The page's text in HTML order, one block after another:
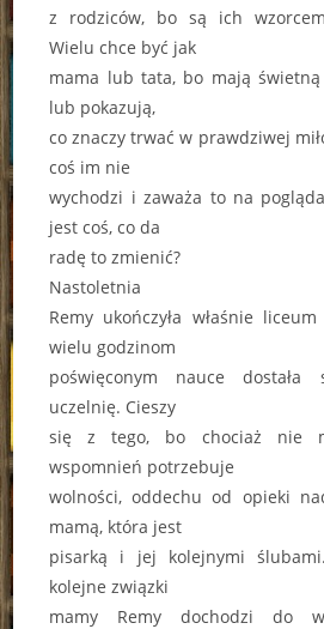
z rodziców, bo są ich
Wielu chce być jak
mama lub tata, bo mają
lub pokazują,
co znaczy trwać w prawdziwej
coś im nie
wychodzi i zaważa to na
jest coś, co da
radę to zmienić?
Nastoletnia
Remy ukończyła właśnie
wielu godzinom
poświęconym nauce
uczelnię. Cieszy
się z tego, bo chociaż nie
wspomnień potrzebuje
wolności, oddechu od opieki
mamą, która jest
pisarką i jej kolejnymi
kolejne związki
mamy Remy dochodzi do